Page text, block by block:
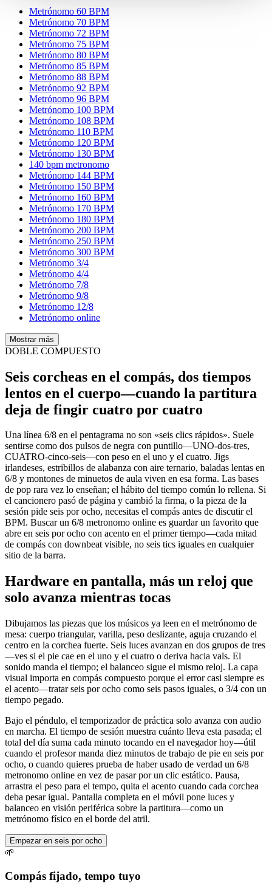
Metrónomo 60 BPM
Metrónomo 70 BPM
Metrónomo 72 BPM
Metrónomo 75 BPM
Metrónomo 80 BPM
Metrónomo 85 BPM
Metrónomo 88 BPM
Metrónomo 92 BPM
Metrónomo 96 BPM
Metrónomo 100 BPM
Metrónomo 108 BPM
Metrónomo 110 BPM
Metrónomo 120 BPM
Metrónomo 130 BPM
140 bpm metronomo
Metrónomo 144 BPM
Metrónomo 150 BPM
Metrónomo 160 BPM
Metrónomo 170 BPM
Metrónomo 180 BPM
Metrónomo 200 BPM
Metrónomo 250 BPM
Metrónomo 300 BPM
Metrónomo 3/4
Metrónomo 4/4
Metrónomo 7/8
Metrónomo 9/8
Metrónomo 12/8
Metrónomo online
Mostrar más
DOBLE COMPUESTO
Seis corcheas en el compás, dos tiempos
lentos en el cuerpo—cuando la partitura
deja de fingir cuatro por cuatro
Una línea 6/8 en el pentagrama no son «seis clics rápidos». Suele
sentirse como dos pulsos de negra con puntillo—UNO-dos-tres,
CUATRO-cinco-seis—con peso en el uno y el cuatro. Jigs
irlandeses, estribillos de alabanza con aire ternario, baladas lentas en
6/8 y montones de minuetos de aula viven en esa forma. Las bases
de pop rara vez lo enseñan; el hábito del tiempo común lo rellena. Si
el cancionero pasó de página y cambió la firma, o la pieza de la
sesión pide seis por ocho, necesitas el compás antes de discutir el
BPM. Buscar un 6/8 metronomo online es guardar un favorito que
abre en seis por ocho con acento en el primer tiempo—cada mitad
de compás con downbeat visible, no seis tics iguales en cualquier
sitio de la barra.
Hardware en pantalla, más un reloj que
solo avanza mientras tocas
Dibujamos las piezas que los músicos ya leen en el metrónomo de
mesa: cuerpo triangular, varilla, peso deslizante, aguja cruzando el
centro en la corchea fuerte. Seis luces avanzan en dos grupos de tres
—ves si el pie cae en el uno y el cuatro o deriva hacia vals. El
sonido manda el tiempo; el balanceo sigue el mismo reloj. La capa
visual importa en compás compuesto porque el error casi siempre es
el acento—tratar seis por ocho como seis pasos iguales, o 3/4 con un
tiempo pegado.
Bajo el péndulo, el temporizador de práctica solo avanza con audio
en marcha. El tiempo de sesión muestra cuánto lleva esta pasada; el
total del día suma cada minuto tocando en el navegador hoy—útil
cuando el profesor manda diez minutos de trabajo de pie en seis por
ocho, o cuando quieres prueba de haber usado de verdad un 6/8
metronomo online en vez de pasar por un clic estático. Pausa,
arrastra el peso para el tempo, quita el acento cuando cada corchea
deba pesar igual. Pantalla completa en el móvil pone luces y
balanceo en visión periférica sobre la partitura—como un
metrónomo físico en el borde del atril.
Empezar en seis por ocho
🌱
Compás fijado, tempo tuyo